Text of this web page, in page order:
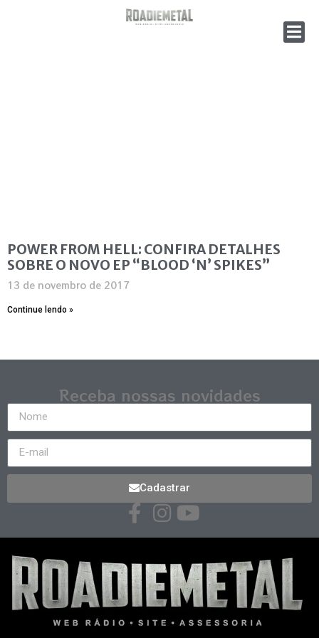
POWER FROM HELL: CONFIRA DETALHES
SOBRE O NOVO EP “BLOOD ‘N’ SPIKES”
13 de novembro de 2017
Continue lendo »
Receba nossas novidades
Cadastrar